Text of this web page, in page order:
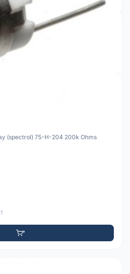
(spectrol) 75-H-204 200k Ohms